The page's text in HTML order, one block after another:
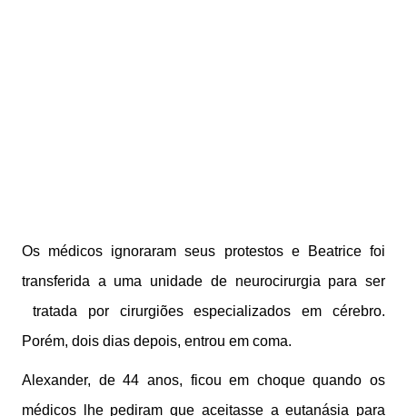
Os médicos ignoraram seus protestos e Beatrice foi
transferida a uma unidade de neurocirurgia para ser
tratada por cirurgiões especializados em cérebro.
Porém, dois dias depois, entrou em coma.
Alexander, de 44 anos, ficou em choque quando os
médicos lhe pediram que aceitasse a eutanásia para